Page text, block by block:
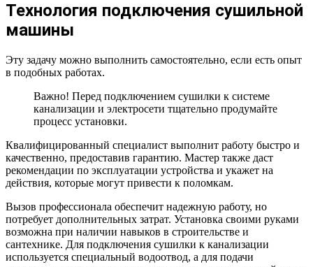
Технология подключения сушильной
машины
Эту задачу можно выполнить самостоятельно, если есть опыт
в подобных работах.
Важно! Перед подключением сушилки к системе
канализации и электросети тщательно продумайте
процесс установки.
Квалифицированный специалист выполнит работу быстро и
качественно, предоставив гарантию. Мастер также даст
рекомендации по эксплуатации устройства и укажет на
действия, которые могут привести к поломкам.
Вызов профессионала обеспечит надежную работу, но
потребует дополнительных затрат. Установка своими руками
возможна при наличии навыков в строительстве и
сантехнике. Для подключения сушилки к канализации
используется специальный водоотвод, а для подачи